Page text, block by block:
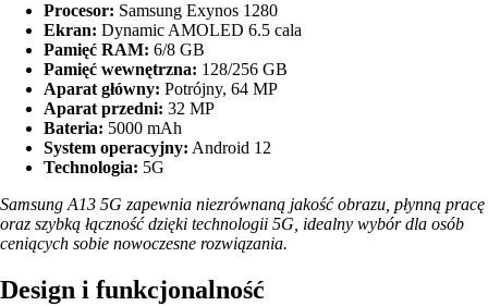
Procesor: Samsung Exynos 1280
Ekran: Dynamic AMOLED 6.5 cala
Pamięć RAM: 6/8 GB
Pamięć wewnętrzna: 128/256 GB
Aparat główny: Potrójny, 64 MP
Aparat przedni: 32 MP
Bateria: 5000 mAh
System operacyjny: Android 12
Technologia: 5G
Samsung A13 5G zapewnia niezrównaną jakość obrazu, płynną pracę
oraz szybką łączność dzięki technologii 5G, idealny wybór dla osób
ceniących sobie nowoczesne rozwiązania.
Design i funkcjonalność